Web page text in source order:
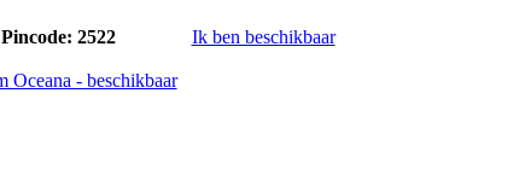
Pincode: 2522
Ik ben beschikbaar